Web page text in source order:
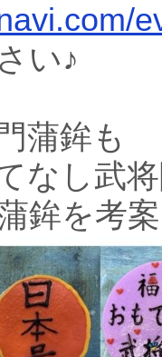
い♪
蒲鉾も
なし武
鉾を考